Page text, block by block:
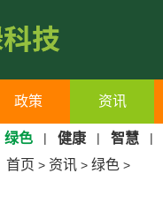
政策 资讯
绿色 | 健康 | 智慧 |
首页 > 资讯 > 绿色 >